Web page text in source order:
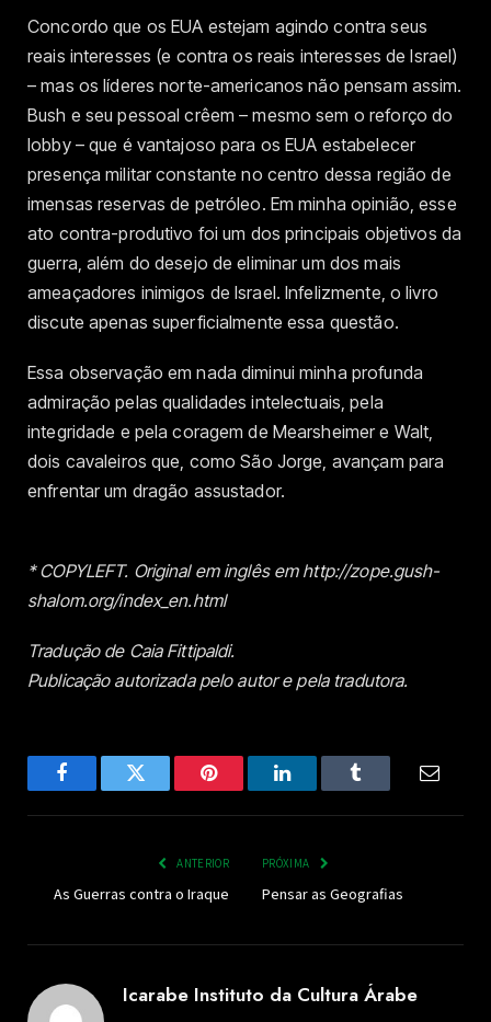
Concordo que os EUA estejam agindo contra seus
reais interesses (e contra os reais interesses de Israel)
– mas os líderes norte-americanos não pensam assim.
Bush e seu pessoal crêem – mesmo sem o reforço do
lobby – que é vantajoso para os EUA estabelecer
presença militar constante no centro dessa região de
imensas reservas de petróleo. Em minha opinião, esse
ato contra-produtivo foi um dos principais objetivos da
guerra, além do desejo de eliminar um dos mais
ameaçadores inimigos de Israel. Infelizmente, o livro
discute apenas superficialmente essa questão.
Essa observação em nada diminui minha profunda
admiração pelas qualidades intelectuais, pela
integridade e pela coragem de Mearsheimer e Walt,
dois cavaleiros que, como São Jorge, avançam para
enfrentar um dragão assustador.
* COPYLEFT. Original em inglês em http://zope.gush-
shalom.org/index_en.html
Tradução de Caia Fittipaldi.
Publicação autorizada pelo autor e pela tradutora.
FacebookTwitter Pinterest LinkedInTumblr
ANTERIOR
As Guerras contra o Iraque
PRÓXIMA
Pensar as Geografias
Icarabe Instituto da Cultura Árabe